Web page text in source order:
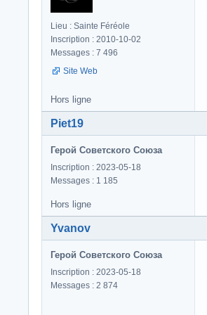
Lieu : Sainte Féréole
Inscription : 2010-10-02
Messages : 7 496
Site Web
Hors ligne
Piet19
Герой Советского Союза
Inscription : 2023-05-18
Messages : 1 185
Hors ligne
Yvanov
Герой Советского Союза
Inscription : 2023-05-18
Messages : 2 874